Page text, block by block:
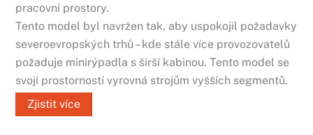
pracovní prostory.
Tento model byl navržen tak, aby uspokojil požadavky
severoevropských trhů – kde stále více provozovatelů
požaduje minirýpadla s širší kabinou. Tento model se
svojí prostorností vyrovná strojům vyšších segmentů.
Zjistit více